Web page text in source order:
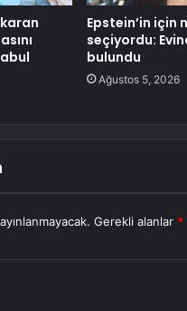
Epstein’in için
seçiyordu:
bulundu
Ağustos 5, 2026
Gerekli alanlar *